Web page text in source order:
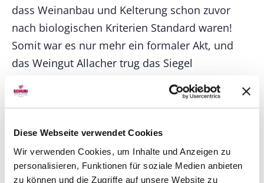
Diese Webseite verwendet Cookies
Wir verwenden Cookies, um Inhalte und Anzeigen zu
personalisieren, Funktionen für soziale Medien anbieten
zu können und die Zugriffe auf unsere Website zu
dass Weinanbau und Kelterung schon zuvor
nach biologischen Kriterien Standard waren!
Somit war es nur mehr ein formaler Akt, und
das Weingut Allacher trug das Siegel
Auch eine Hauterkrankung (Neurodermitis)
grundsätzliche Einstellung zu Nahrungsmitteln
und Konsum und bestätigte uns in unserem
weiteren Streben hin zu mehr Authentizität und